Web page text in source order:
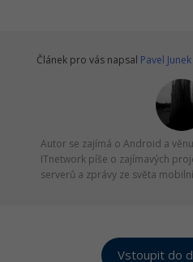
Článek pro vás napsal Pavel Junek
Autor se zajímá o Android a
ITnetwork píše o zajímavých
serverů a zprávy ze světa
Vstoupit do